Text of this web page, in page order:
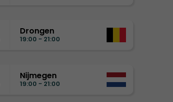
Drongen
19:00 - 21:00
Nijmegen
19:00 - 21:00